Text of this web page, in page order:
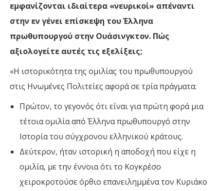
εμφανίζονται ιδιαίτερα «νευρικοί» απέναντι
στην εν γένει επίσκεψη του Έλληνα
πρωθυπουργού στην Ουάσινγκτον. Πώς
αξιολογείτε αυτές τις εξελίξεις;
«Η ιστορικότητα της ομιλίας του πρωθυπουργού
στις Ηνωμένες Πολιτείες αφορά σε τρία πράγματα:
Πρώτον, το γεγονός ότι είναι για πρώτη φορά μια
τέτοια ομιλία από Έλληνα πρωθυπουργό στην
Ιστορία του σύγχρονου ελληνικού κράτους.
Δεύτερον, ήταν ιστορική η αποδοχή που είχε η
ομιλία, με την έννοια ότι το Κογκρέσο
χειροκροτούσε όρθιο επανειλημμένα τον Κυριάκο